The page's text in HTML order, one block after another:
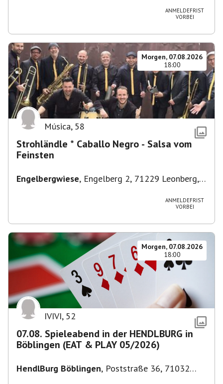
ANMELDEFRIST
VORBEI
Morgen, 07.08.2026
18:00
Música, 58
Strohländle * Caballo Negro - Salsa vom
Feinsten
Engelbergwiese, Engelberg 2, 71229 Leonberg,
ANMELDEFRIST
VORBEI
Morgen, 07.08.2026
18:00
IVIVI, 52
07.08. Spieleabend in der HENDLBURG in
Böblingen (EAT & PLAY 05/2026)
HendlBurg Böblingen, Poststraße 36, 71032